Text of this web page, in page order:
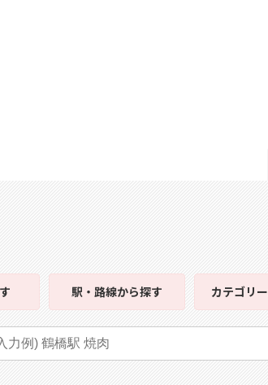
駅・路線から探す カテゴリー